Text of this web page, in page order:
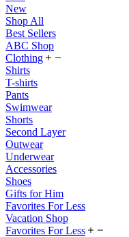
New
Shop All
Best Sellers
ABC Shop
Clothing
Shirts
T-shirts
Pants
Swimwear
Shorts
Second Layer
Outwear
Underwear
Accessories
Shoes
Gifts for Him
Favorites For Less
Vacation Shop
Favorites For Less